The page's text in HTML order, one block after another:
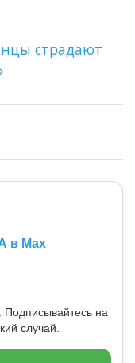
страдают
в Max
Подписывайтесь на
случай.